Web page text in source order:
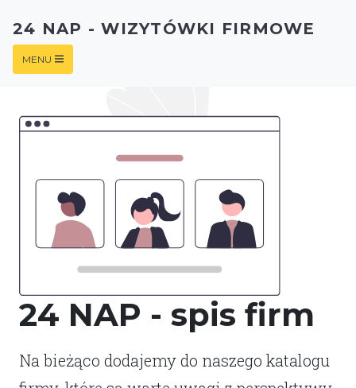
24 NAP - spis firm
Na bieżąco dodajemy do naszego katalogu
24 NAP - WIZYTÓWKI FIRMOWE
MENU